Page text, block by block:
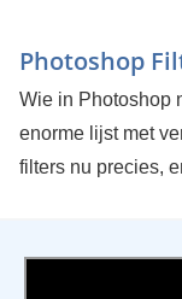
Photoshop
Wie in Photoshop
enorme lijst met
filters nu precies,